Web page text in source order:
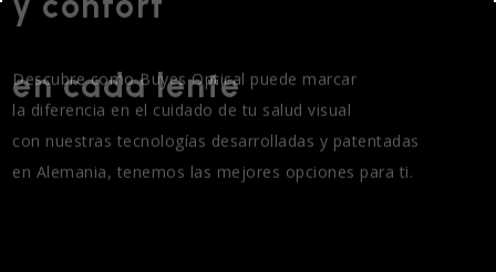
la diferencia en el cuidado de tu salud visual
en Alemania, tenemos las mejores opciones para ti.